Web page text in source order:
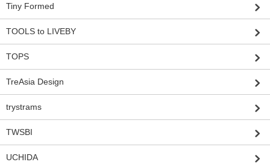
Tiny Formed
TOOLS to LIVEBY
TOPS
TreAsia Design
trystrams
TWSBI
UCHIDA